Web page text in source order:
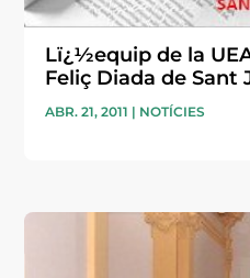
Lï¿½equip de la
Feliç Diada de Sant
ABR. 21, 2011 | NOTÍCIES